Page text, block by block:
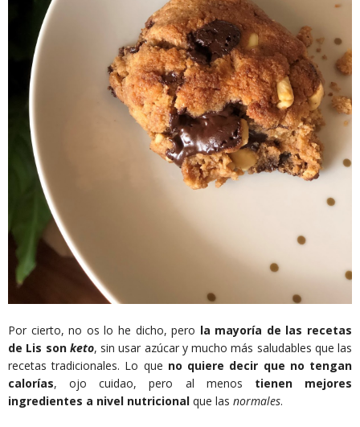
Por cierto, no os lo he dicho, pero la mayoría de las recetas
de Lis son keto, sin usar azúcar y mucho más saludables que las
recetas tradicionales. Lo que no quiere decir que no tengan
calorías, ojo cuidao, pero al menos tienen mejores
ingredientes a nivel nutricional que las normales.